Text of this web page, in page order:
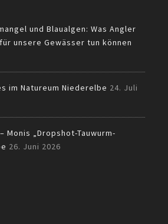
und Blaualgen: Was Angler
unsere Gewässer tun können
im Natureum Niederelbe 24. Juli
Monis „Dropshot-Tauwurm-
26. Juni 2026